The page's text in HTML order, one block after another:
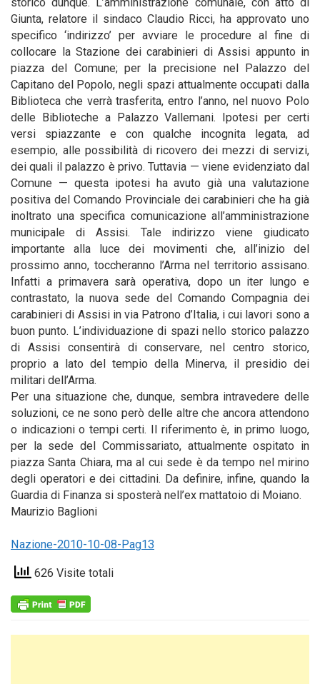
Giunta, relatore il sindaco Claudio Ricci, ha approvato uno
specifico ‘indirizzo’ per avviare le procedure al fine di
collocare la Stazione dei carabinieri di Assisi appunto in
piazza del Comune; per la precisione nel Palazzo del
Capitano del Popolo, negli spazi attualmente occupati dalla
Biblioteca che verrà trasferita, entro l’anno, nel nuovo Polo
delle Biblioteche a Palazzo Vallemani. Ipotesi per certi
versi spiazzante e con qualche incognita legata, ad
esempio, alle possibilità di ricovero dei mezzi di servizi,
dei quali il palazzo è privo. Tuttavia — viene evidenziato dal
Comune — questa ipotesi ha avuto già una valutazione
positiva del Comando Provinciale dei carabinieri che ha già
inoltrato una specifica comunicazione all’amministrazione
municipale di Assisi. Tale indirizzo viene giudicato
importante alla luce dei movimenti che, all’inizio del
prossimo anno, toccheranno l’Arma nel territorio assisano.
Infatti a primavera sarà operativa, dopo un iter lungo e
contrastato, la nuova sede del Comando Compagnia dei
carabinieri di Assisi in via Patrono d’Italia, i cui lavori sono a
buon punto. L’individuazione di spazi nello storico palazzo
di Assisi consentirà di conservare, nel centro storico,
proprio a lato del tempio della Minerva, il presidio dei
militari dell’Arma.
Per una situazione che, dunque, sembra intravedere delle
soluzioni, ce ne sono però delle altre che ancora attendono
o indicazioni o tempi certi. Il riferimento è, in primo luogo,
per la sede del Commissariato, attualmente ospitato in
piazza Santa Chiara, ma al cui sede è da tempo nel mirino
degli operatori e dei cittadini. Da definire, infine, quando la
Guardia di Finanza si sposterà nell’ex mattatoio di Moiano.
Maurizio Baglioni
Nazione-2010-10-08-Pag13
626 Visite totali